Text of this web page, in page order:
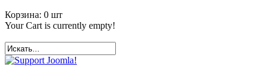
Корзина: 0 шт
Your Cart is currently empty!